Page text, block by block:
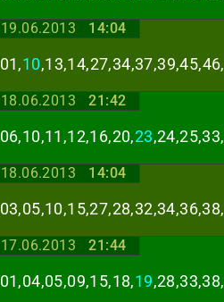
19.06.2013 14:04
01,10,13,14,27,34,37,39,45,46,
18.06.2013 21:42
06,10,11,12,16,20,23,24,25,33,
18.06.2013 14:04
03,05,10,15,27,28,32,34,36,38,
17.06.2013 21:44
01,04,05,09,15,18,19,28,33,38,